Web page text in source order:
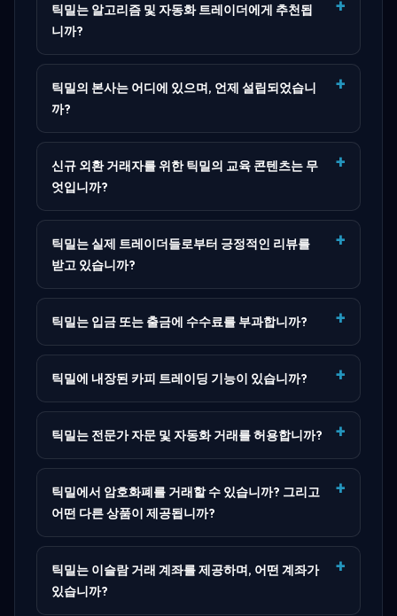
틱밀는 알고리즘 및 자동화 트레이더에게 추천됩
니까?
틱밀의 본사는 어디에 있으며, 언제 설립되었습니
까?
신규 외환 거래자를 위한 틱밀의 교육 콘텐츠는 무
엇입니까?
틱밀는 실제 트레이더들로부터 긍정적인 리뷰를
받고 있습니까?
틱밀는 입금 또는 출금에 수수료를 부과합니까?
틱밀에 내장된 카피 트레이딩 기능이 있습니까?
틱밀는 전문가 자문 및 자동화 거래를 허용합니까?
틱밀에서 암호화폐를 거래할 수 있습니까? 그리고
어떤 다른 상품이 제공됩니까?
틱밀는 이슬람 거래 계좌를 제공하며, 어떤 계좌가
있습니까?